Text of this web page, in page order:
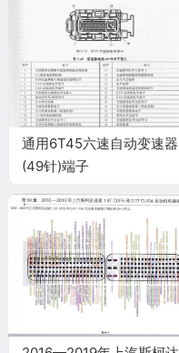
通用6T45六速自动变速器
(49针)端子